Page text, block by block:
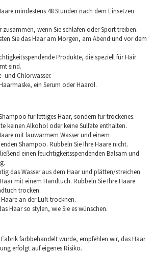
mindestens 48 Stunden nach dem Einsetzen
zusammen, wenn Sie schlafen oder Sport treiben.
Sie das Haar am Morgen, am Abend und vor dem
Produkte, die speziell für Hair
sind.
und Chlorwasser.
ein Serum oder Haaröl.
für fettiges Haar, sondern für trockenes.
keinen Alkohol oder keine Sulfate enthalten.
mit lauwarmem Wasser und einem
Shampoo. Rubbeln Sie Ihre Haare nicht.
einen feuchtigkeitsspendenden Balsam und
das Wasser aus dem Haar und plätten/streichen
mit einem Handtuch. Rubbeln Sie Ihre Haare
trocken.
Haare an der Luft trocknen.
Haar so stylen, wie Sie es wünschen.
farbbehandelt wurde, empfehlen wir, das Haar
erfolgt auf eigenes Risiko.